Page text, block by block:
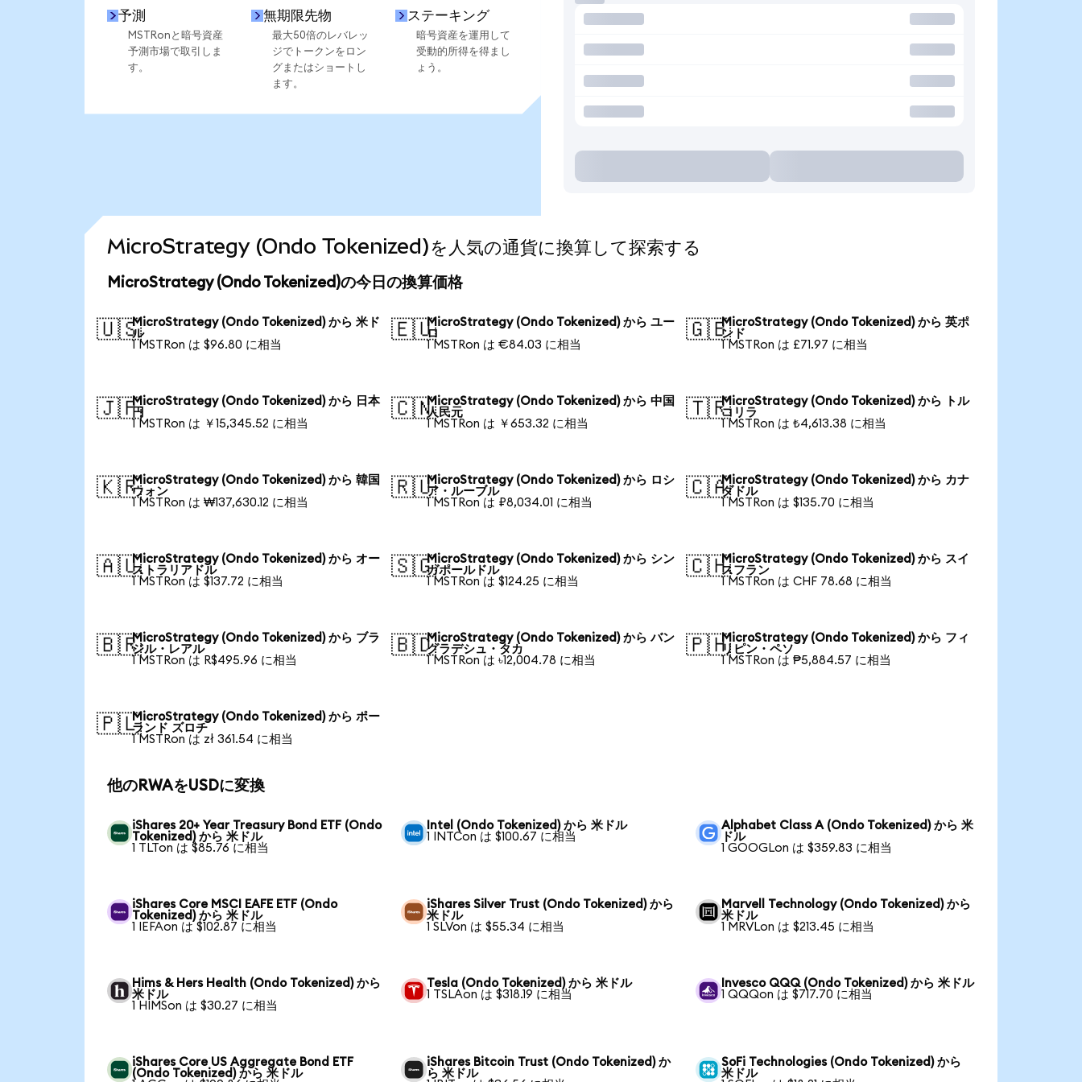
予測
MSTRonと暗号資産
予測市場で取引しま
す。
無期限先物
最大50倍のレバレッ
ジでトークンをロン
グまたはショートし
ます。
ステーキング
暗号資産を運用して
受動的所得を得まし
ょう。
MicroStrategy (Ondo Tokenized)を人気の通貨に換算して探索する
MicroStrategy (Ondo Tokenized)の今日の換算価格
🇺🇸MicroStrategy (Ondo Tokenized) から 米ド
ル
1 MSTRon は $96.80 に相当
🇪🇺MicroStrategy (Ondo Tokenized) から ユー
ロ
1 MSTRon は €84.03 に相当
🇬🇧MicroStrategy (Ondo Tokenized) から 英ポ
ンド
1 MSTRon は £71.97 に相当
🇯🇵MicroStrategy (Ondo Tokenized) から 日本
円
1 MSTRon は ￥15,345.52 に相当
🇨🇳MicroStrategy (Ondo Tokenized) から 中国
人民元
1 MSTRon は ￥653.32 に相当
🇹🇷MicroStrategy (Ondo Tokenized) から トル
コリラ
1 MSTRon は ₺4,613.38 に相当
🇰🇷MicroStrategy (Ondo Tokenized) から 韓国
ウォン
1 MSTRon は ₩137,630.12 に相当
🇷🇺MicroStrategy (Ondo Tokenized) から ロシ
ア・ルーブル
1 MSTRon は ₽8,034.01 に相当
🇨🇦MicroStrategy (Ondo Tokenized) から カナ
ダドル
1 MSTRon は $135.70 に相当
🇦🇺MicroStrategy (Ondo Tokenized) から オー
ストラリアドル
1 MSTRon は $137.72 に相当
🇸🇬MicroStrategy (Ondo Tokenized) から シン
ガポールドル
1 MSTRon は $124.25 に相当
🇨🇭MicroStrategy (Ondo Tokenized) から スイ
スフラン
1 MSTRon は CHF 78.68 に相当
🇧🇷MicroStrategy (Ondo Tokenized) から ブラ
ジル・レアル
1 MSTRon は R$495.96 に相当
🇧🇩MicroStrategy (Ondo Tokenized) から バン
グラデシュ・タカ
1 MSTRon は ৳12,004.78 に相当
🇵🇭MicroStrategy (Ondo Tokenized) から フィ
リピン・ペソ
1 MSTRon は ₱5,884.57 に相当
🇵🇱MicroStrategy (Ondo Tokenized) から ポー
ランド ズロチ
1 MSTRon は zł 361.54 に相当
他のRWAをUSDに変換
iShares 20+ Year Treasury Bond ETF (Ondo
Tokenized) から 米ドル
1 TLTon は $85.76 に相当
Intel (Ondo Tokenized) から 米ドル
1 INTCon は $100.67 に相当
Alphabet Class A (Ondo Tokenized) から 米
ドル
1 GOOGLon は $359.83 に相当
iShares Core MSCI EAFE ETF (Ondo
Tokenized) から 米ドル
1 IEFAon は $102.87 に相当
iShares Silver Trust (Ondo Tokenized) から
米ドル
1 SLVon は $55.34 に相当
Marvell Technology (Ondo Tokenized) から
米ドル
1 MRVLon は $213.45 に相当
Hims & Hers Health (Ondo Tokenized) から
米ドル
1 HIMSon は $30.27 に相当
Tesla (Ondo Tokenized) から 米ドル
1 TSLAon は $318.19 に相当
Invesco QQQ (Ondo Tokenized) から 米ドル
1 QQQon は $717.70 に相当
iShares Core US Aggregate Bond ETF
(Ondo Tokenized) から 米ドル
iShares Bitcoin Trust (Ondo Tokenized) か
ら 米ドル
SoFi Technologies (Ondo Tokenized) から
米ドル